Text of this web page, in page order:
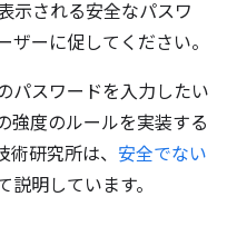
示される安全なパスワ
ーに促してください。
パスワードを入力したい
強度のルールを実装する
研究所は、 安全でない
説明しています。